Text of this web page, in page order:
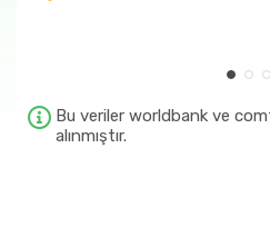
84
Bu veriler worldbank ve
alınmıştır.